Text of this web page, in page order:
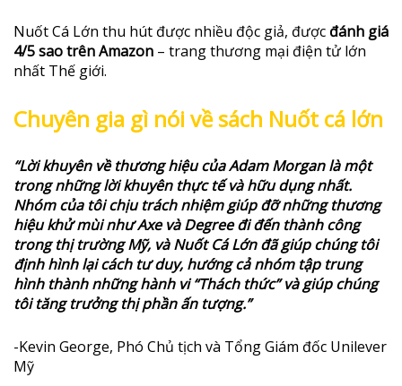
Nuốt Cá Lớn thu hút được nhiều độc giả, đượcđánh giá
4/5 sao trên Amazon – trang thương mại điện tử lớn
nhất Thế giới.
Chuyên gia gì nói về sách Nuốt cá lớn
“Lời khuyên về thương hiệu của Adam Morgan là một
trong những lời khuyên thực tế và hữu dụng nhất.
Nhóm của tôi chịu trách nhiệm giúp đỡ những thương
hiệu khử mùi như Axe và Degree đi đến thành công
trong thị trường Mỹ, và Nuốt Cá Lớn đã giúp chúng tôi
định hình lại cách tư duy, hướng cả nhóm tập trung
hình thành những hành vi “Thách thức” và giúp chúng
tôi tăng trưởng thị phần ấn tượng.”
-Kevin George, Phó Chủ tịch và Tổng Giám đốc Unilever
Mỹ